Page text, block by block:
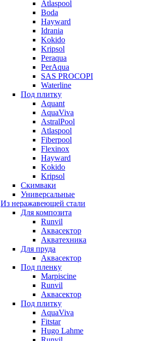
Atlaspool
Boda
Hayward
Idrania
Kokido
Kripsol
Peraqua
PerAqua
SAS PROCOPI
Waterline
Под плитку
Aquant
AquaViva
AstralPool
Atlaspool
Fiberpool
Flexinox
Hayward
Kokido
Kripsol
Скимваки
Универсальные
Из неражавеющей стали
Для композита
Runvil
Аквасектор
Акватехника
Для пруда
Аквасектор
Под пленку
Marpiscine
Runvil
Аквасектор
Под плитку
AquaViva
Fitstar
Hugo Lahme